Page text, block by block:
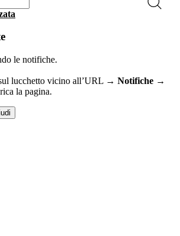
le notifiche.
lucchetto vicino all’URL → Notifiche →
la pagina.